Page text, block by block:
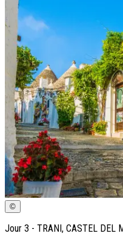
©
Jour 3 - TRANI, CASTEL DEL